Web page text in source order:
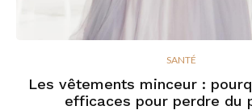
SANTÉ
Les vêtements minceur :
efficaces pour perdre du